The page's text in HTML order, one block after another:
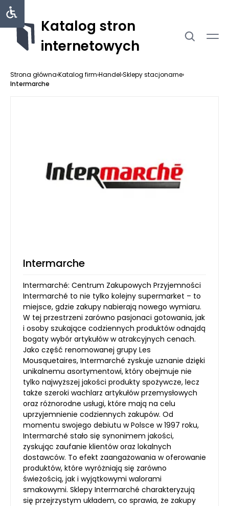
Katalog stron
internetowych
Strona główna›Katalog firm›Handel›Sklepy stacjonarne›
Intermarche
Intermarche
Intermarché: Centrum Zakupowych Przyjemności
Intermarché to nie tylko kolejny supermarket – to
miejsce, gdzie zakupy nabierają nowego wymiaru.
W tej przestrzeni zarówno pasjonaci gotowania, jak
i osoby szukające codziennych produktów odnajdą
bogaty wybór artykułów w atrakcyjnych cenach.
Jako część renomowanej grupy Les
Mousquetaires, Intermarché zyskuje uznanie dzięki
unikalnemu asortymentowi, który obejmuje nie
tylko najwyższej jakości produkty spożywcze, lecz
także szeroki wachlarz artykułów przemysłowych
oraz różnorodne usługi, które mają na celu
uprzyjemnienie codziennych zakupów. Od
momentu swojego debiutu w Polsce w 1997 roku,
Intermarché stało się synonimem jakości,
zyskując zaufanie klientów oraz lokalnych
dostawców. To efekt zaangażowania w oferowanie
produktów, które wyróżniają się zarówno
świeżością, jak i wyjątkowymi walorami
smakowymi. Sklepy Intermarché charakteryzują
się przejrzystym układem, co sprawia, że zakupy